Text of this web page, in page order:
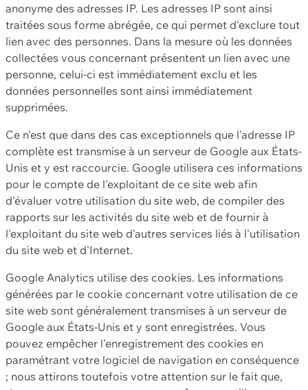
anonyme des adresses IP. Les adresses IP sont ainsi
traitées sous forme abrégée, ce qui permet d'exclure tout
lien avec des personnes. Dans la mesure où les données
collectées vous concernant présentent un lien avec une
personne, celui-ci est immédiatement exclu et les
données personnelles sont ainsi immédiatement
supprimées.
Ce n'est que dans des cas exceptionnels que l'adresse IP
complète est transmise à un serveur de Google aux États-
Unis et y est raccourcie. Google utilisera ces informations
pour le compte de l'exploitant de ce site web afin
d'évaluer votre utilisation du site web, de compiler des
rapports sur les activités du site web et de fournir à
l'exploitant du site web d'autres services liés à l'utilisation
du site web et d'Internet.
Google Analytics utilise des cookies. Les informations
générées par le cookie concernant votre utilisation de ce
site web sont généralement transmises à un serveur de
Google aux États-Unis et y sont enregistrées. Vous
pouvez empêcher l'enregistrement des cookies en
paramétrant votre logiciel de navigation en conséquence
; nous attirons toutefois votre attention sur le fait que,